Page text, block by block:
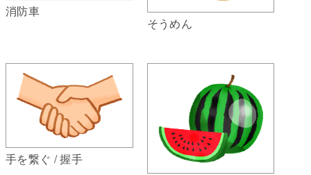
消防車
そうめん
手を繋ぐ / 握手